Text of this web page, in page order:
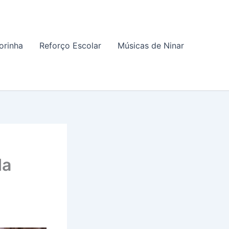
Reforço Escolar Músicas de Ninar